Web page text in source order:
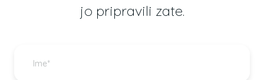
jo pripravili zate.